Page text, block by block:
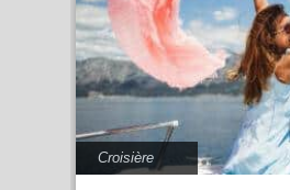
Croisière